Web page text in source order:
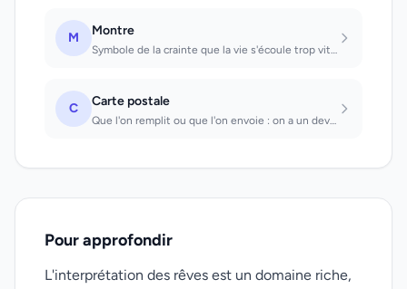
M Montre
Symbole de la crainte que la vie s'écoule trop vite. Que l'on entend battre: il...
C Carte postale
Que l'on remplit ou que l'on envoie : on a un devoir désagréable à remplir. Que...
Pour approfondir
L'interprétation des rêves est un domaine riche,